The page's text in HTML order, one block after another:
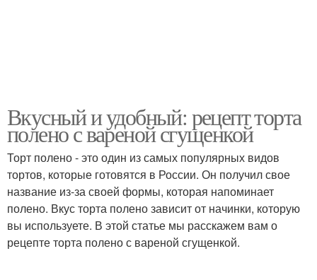
Вкусный и удобный: рецепт торта
полено с вареной сгущенкой
Торт полено - это один из самых популярных видов
тортов, которые готовятся в России. Он получил свое
название из-за своей формы, которая напоминает
полено. Вкус торта полено зависит от начинки, которую
вы используете. В этой статье мы расскажем вам о
рецепте торта полено с вареной сгущенкой.